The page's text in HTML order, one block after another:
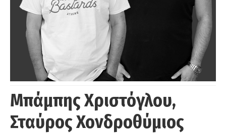
Μπάμπης Χριστόγλου,
Σταύρος Χονδροθύμιος